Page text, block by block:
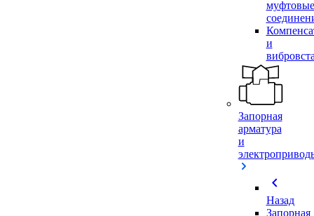
муфтовые
и
Запорная
арматура
и
chevron_left
Назад
Запорная